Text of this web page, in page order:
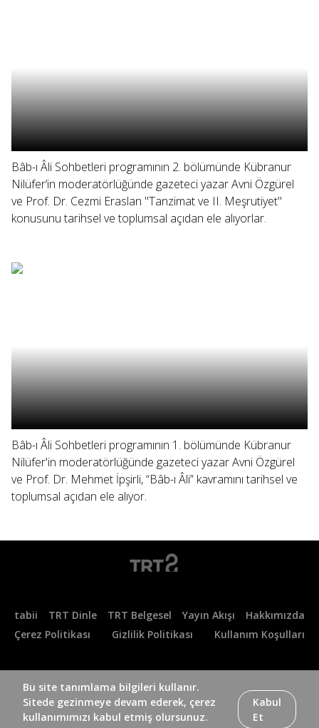
Bâb-ı Âli Sohbetleri programının 2. bölümünde Kübranur
Nilüfer’in moderatörlüğünde gazeteci yazar Avni Özgürel
ve Prof. Dr. Cezmi Eraslan "Tanzimat ve II. Meşrutiyet"
konusunu tarihsel ve toplumsal açıdan ele alıyorlar.
Bâb-ı Âli Sohbetleri programının 1. bölümünde Kübranur
Nilüfer'in moderatörlüğünde gazeteci yazar Avni Özgürel
ve Prof. Dr. Mehmet İpşirli, “Bâb-ı Âli” kavramını tarihsel ve
toplumsal açıdan ele alıyor.
Bu site tanımlama bilgileri kullanır.
Sitede gezinmeye devam ederek, çerez
kullanımımızı kabul etmiş olursunuz.
Kabul
Et
tabii TRT Dinle TRT Belgesel Yayın Akışı
Hakkımızda
Çerez Politikası
Gizlilik Politikası Kullanım Koşulları